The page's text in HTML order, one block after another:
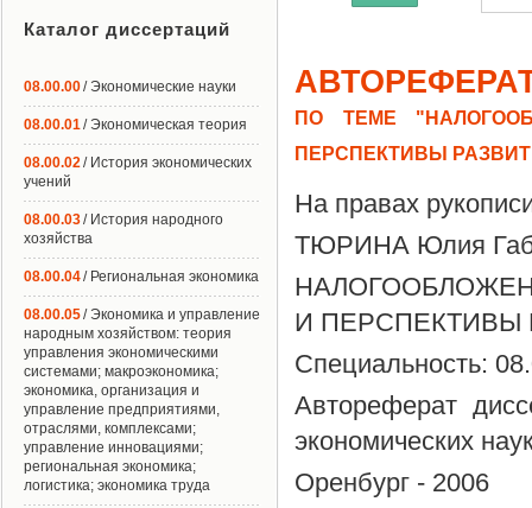
ПО ТЕМЕ
ПЕРСПЕКТИВЫ
На правах
ТЮРИНА Юлия
И ПЕРСПЕКТИВЫ
Специальность:
Автореферат
экономических
Оренбург - 2006
Каталог диссертаций
08.00.00/ Экономические науки
08.00.01/ Экономическая теория
08.00.02/ История экономических
учений
08.00.03/ История народного
хозяйства
08.00.04/ Региональная экономика
08.00.05/ Экономика и управление
народным хозяйством: теория
управления экономическими
системами; макроэкономика;
экономика, организация и
управление предприятиями,
отраслями, комплексами;
управление инновациями;
региональная экономика;
логистика; экономика труда